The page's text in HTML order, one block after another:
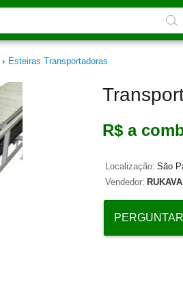
› Esteiras Transportadoras
R$ a
Localização: São
Vendedor: RUKAVA
PERGUNTAR